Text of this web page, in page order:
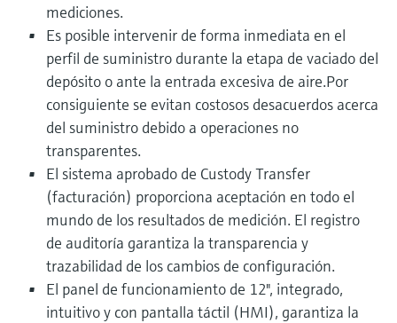
mediciones.
Es posible intervenir de forma inmediata en el
perfil de suministro durante la etapa de vaciado del
depósito o ante la entrada excesiva de aire.Por
consiguiente se evitan costosos desacuerdos acerca
del suministro debido a operaciones no
transparentes.
El sistema aprobado de Custody Transfer
(facturación) proporciona aceptación en todo el
mundo de los resultados de medición. El registro
de auditoría garantiza la transparencia y
trazabilidad de los cambios de configuración.
El panel de funcionamiento de 12", integrado,
intuitivo y con pantalla táctil (HMI), garantiza la